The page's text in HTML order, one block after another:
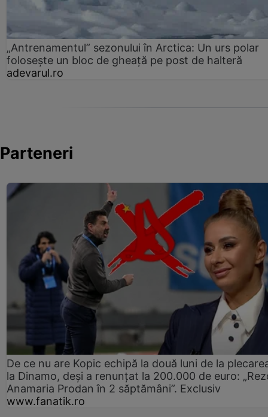
„Antrenamentul” sezonului în Arctica: Un urs polar
folosește un bloc de gheață pe post de halteră
adevarul.ro
Parteneri
De ce nu are Kopic echipă la două luni de la
la Dinamo, deși a renunțat la 200.000 de euro:
Anamaria Prodan în 2 săptămâni”. Exclusiv
www.fanatik.ro